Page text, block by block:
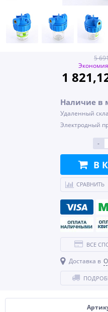
5
1
Наличие в
Удаленный
Электродный
-
В
СРАВНИТЬ
ВСЕ
Доставка в